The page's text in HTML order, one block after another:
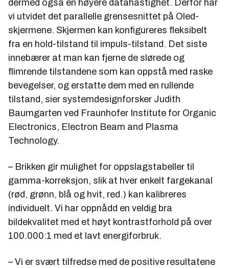
dermed også en høyere datahastighet. Derfor har
vi utvidet det parallelle grensesnittet på Oled-
skjermene. Skjermen kan konfigureres fleksibelt
fra en hold-tilstand til impuls-tilstand. Det siste
innebærer at man kan fjerne de slørede og
flimrende tilstandene som kan oppstå med raske
bevegelser, og erstatte dem med en rullende
tilstand, sier systemdesignforsker Judith
Baumgarten ved Fraunhofer Institute for Organic
Electronics, Electron Beam and Plasma
Technology.
– Brikken gir mulighet for oppslagstabeller til
gamma-korreksjon, slik at hver enkelt fargekanal
(rød, grønn, blå og hvit, red.) kan kalibreres
individuelt. Vi har oppnådd en veldig bra
bildekvalitet med et høyt kontrastforhold på over
100.000:1 med et lavt energiforbruk.
– Vi er svært tilfredse med de positive resultatene